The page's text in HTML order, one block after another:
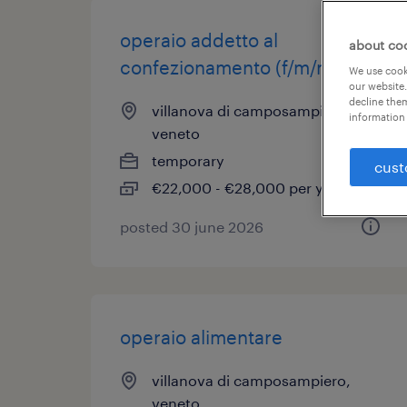
operaio addetto al
confezionamento (f/m/nb)
villanova di camposampiero,
veneto
temporary
€22,000 - €28,000 per year
posted 30 june 2026
operaio alimentare
villanova di camposampiero,
veneto
about
We use
our
decline
information